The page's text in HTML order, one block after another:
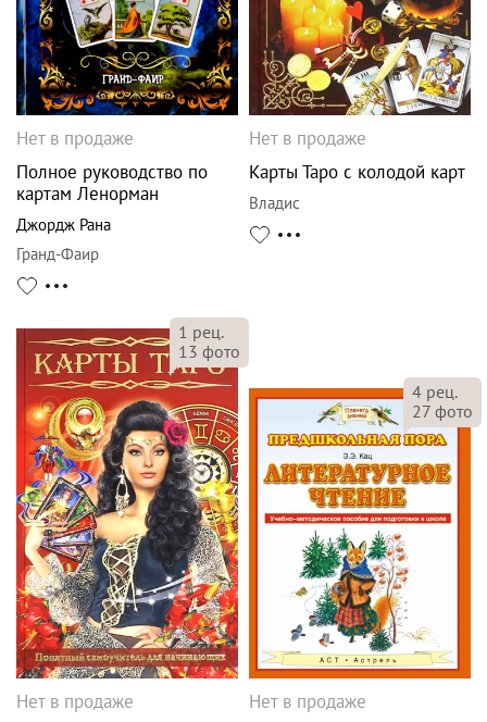
Нет в продаже
Полное руководство по
картам Ленорман
Джордж Рана
Гранд-Фаир
Нет в продаже
Карты Таро с колодой карт
Владис
1 рец.
13 фото
Нет в продаже
4 рец.
27 фото
Нет в продаже